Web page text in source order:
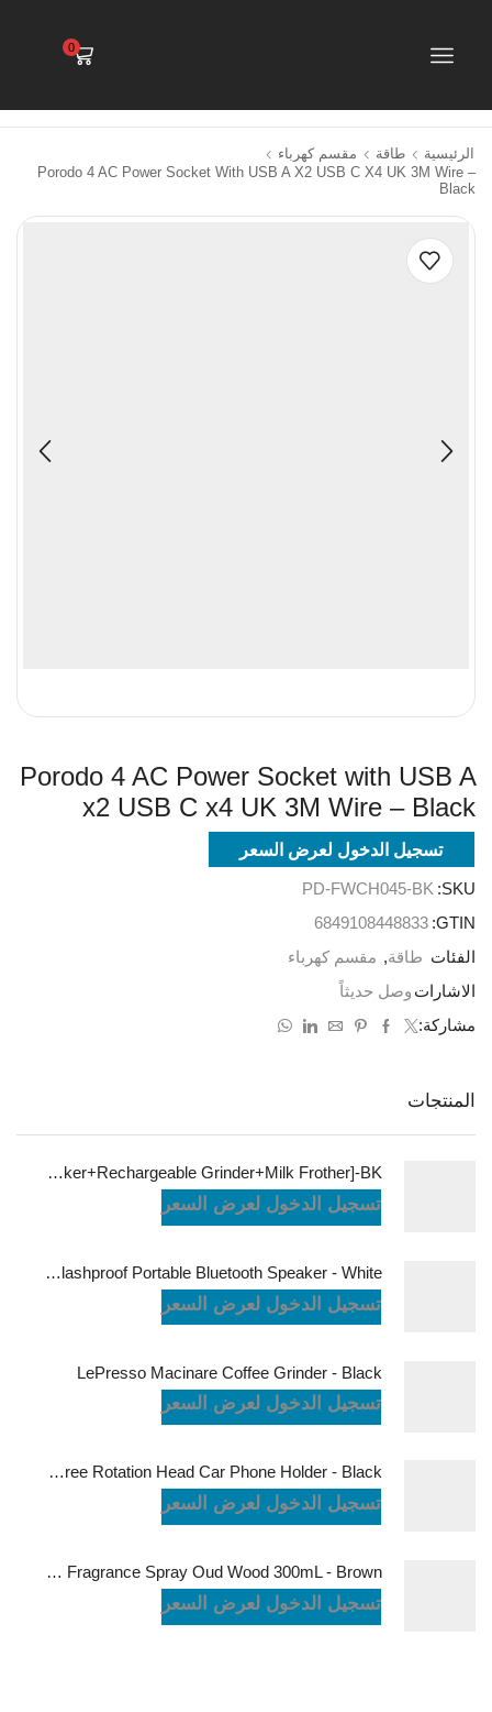
0
الرئيسية طاقة
مقسم كهرباء
Porodo 4 AC Power Socket With USB A X2 USB C X4 UK 3M Wire –
Black
Porodo 4 AC Power Socket with USB A
x2 USB C x4 UK 3M Wire – Black
تسجيل الدخول لعرض السعر
SKU:
PD-FWCH045-BK
GTIN:
6849108448833
الفئات طاقة, مقسم كهرباء
الاشارات وصل حديثاً
مشاركة:
المنتجات
LePresso Brewology Coffee Kit [Espresso Maker+Rechargeable Grinder+Milk Frother]-BK
تسجيل الدخول لعرض السعر
JBL Charge6 Splashproof Portable Bluetooth Speaker - White
تسجيل الدخول لعرض السعر
LePresso Macinare Coffee Grinder - Black
تسجيل الدخول لعرض السعر
Powerology Logan Magsafe 360 Degree Rotation Head Car Phone Holder - Black
تسجيل الدخول لعرض السعر
Green Lion Fragrance Spray Oud Wood 300mL - Brown
تسجيل الدخول لعرض السعر